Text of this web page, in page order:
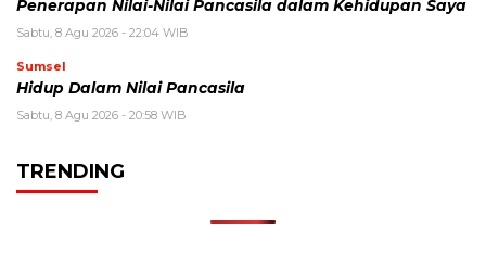
Penerapan Nilai-Nilai Pancasila dalam Kehidupan Saya
Sabtu, 8 Agu 2026 - 22:04 WIB
Sumsel
Hidup Dalam Nilai Pancasila
Sabtu, 8 Agu 2026 - 20:58 WIB
TRENDING